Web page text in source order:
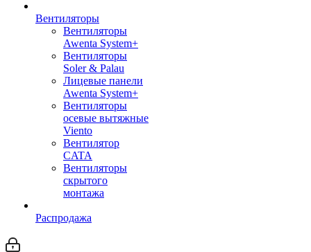
Вентиляторы
Вентиляторы
Awenta System+
Вентиляторы
Soler & Palau
Лицевые панели
Awenta System+
Вентиляторы
осевые вытяжные
Viento
Вентилятор
CATA
Вентиляторы
скрытого
монтажа
Распродажа